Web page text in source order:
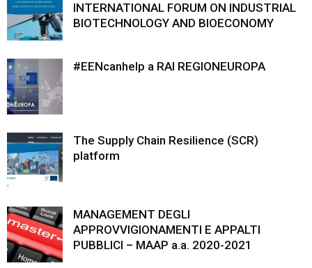
INTERNATIONAL FORUM ON INDUSTRIAL
BIOTECHNOLOGY AND BIOECONOMY
#EENcanhelp a RAI REGIONEUROPA
The Supply Chain Resilience (SCR)
platform
MANAGEMENT DEGLI
APPROVVIGIONAMENTI E APPALTI
PUBBLICI – MAAP a.a. 2020-2021